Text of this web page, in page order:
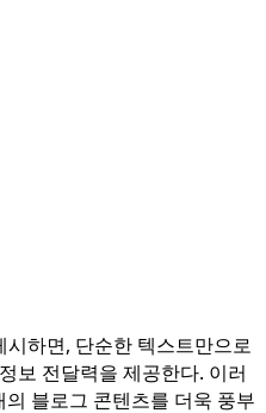
하면, 단순한 텍스트만으로
보 전달력을 제공한다. 이러
블로그 콘텐츠를 더욱 풍부